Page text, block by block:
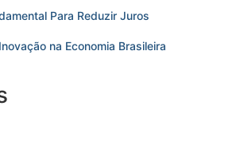
Para Reduzir Juros
na Economia Brasileira